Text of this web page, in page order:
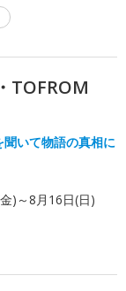
TOFROM
いて物語の真相に
)～8月16日(日)